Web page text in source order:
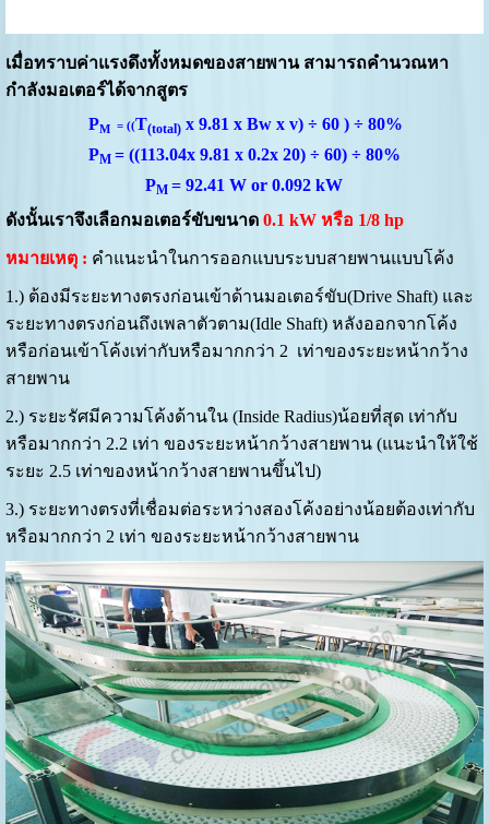
เมื่อทราบค่าแรงดึงทั้งหมดของสายพาน สามารถคำนวณหา
กำลังมอเตอร์ได้จากสูตร
PM = ((T(total) x 9.81 x Bw x v) ÷ 60 ) ÷ 80%
PM = ((113.04x 9.81 x 0.2x 20) ÷ 60) ÷ 80%
PM= 92.41 W or 0.092 kW
ดังนั้นเราจึงเลือกมอเตอร์ขับขนาด 0.1 kW หรือ 1/8 hp
หมายเหตุ : คำแนะนำในการออกแบบระบบสายพานแบบโค้ง
1.) ต้องมีระยะทางตรงก่อนเข้าด้านมอเตอร์ขับ(Drive Shaft) และ
ระยะทางตรงก่อนถึงเพลาตัวตาม(Idle Shaft) หลังออกจากโค้ง
หรือก่อนเข้าโค้งเท่ากับหรือมากกว่า 2 เท่าของระยะหน้ากว้าง
สายพาน
2.) ระยะรัศมีความโค้งด้านใน (Inside Radius)น้อยที่สุด เท่ากับ
หรือมากกว่า 2.2 เท่า ของระยะหน้ากว้างสายพาน (แนะนำให้ใช้
ระยะ 2.5 เท่าของหน้ากว้างสายพานขึ้นไป)
3.) ระยะทางตรงที่เชื่อมต่อระหว่างสองโค้งอย่างน้อยต้องเท่ากับ
หรือมากกว่า 2 เท่า ของระยะหน้ากว้างสายพาน